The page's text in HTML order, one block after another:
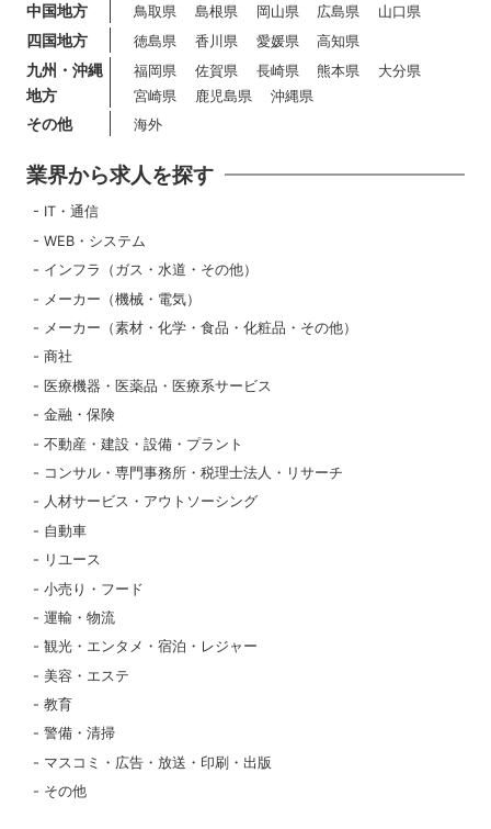
中国地方 鳥取県 島根県 岡山県 広島県 山口県
四国地方 徳島県 香川県 愛媛県 高知県
九州・沖縄
地方
福岡県 佐賀県 長崎県 熊本県
大分県
宮崎県
鹿児島県 沖縄県
その他 海外
業界から求人を探す
IT・通信
WEB・システム
インフラ（ガス・水道・その他）
メーカー（機械・電気）
メーカー（素材・化学・食品・化粧品・その他）
商社
医療機器・医薬品・医療系サービス
金融・保険
不動産・建設・設備・プラント
コンサル・専門事務所・税理士法人・リサーチ
人材サービス・アウトソーシング
自動車
リユース
小売り・フード
運輸・物流
観光・エンタメ・宿泊・レジャー
美容・エステ
教育
警備・清掃
マスコミ・広告・放送・印刷・出版
その他